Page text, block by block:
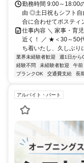
勤務時間 9:00～18:00
由 ◎土日祝もシフト
合に合わせてポステ
仕事内容 ＼ 家事・育
近く！ ／ ★＜30～50
ち着いたし、久しぶり
業界未経験者歓迎 週1日から
経験不問
未経験者歓迎 午前
ブランクOK
交通費支給 長
アルバイト・パート